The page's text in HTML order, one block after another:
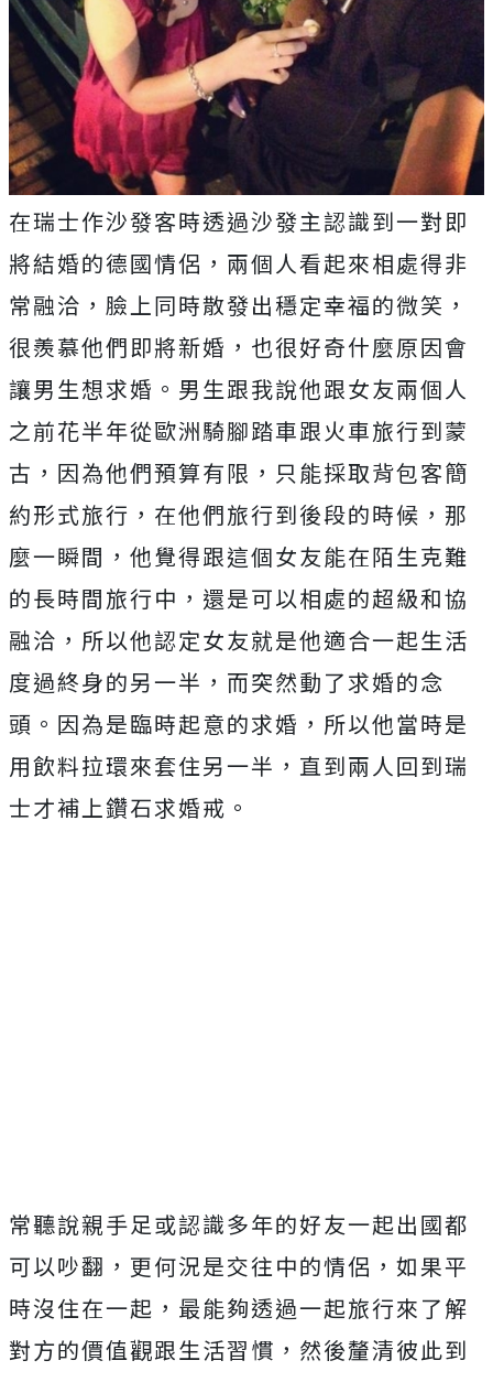
在瑞士作沙發客時透過沙發主認識到一對即
將結婚的德國情侶，兩個人看起來相處得非
常融洽，臉上同時散發出穩定幸福的微笑，
很羨慕他們即將新婚，也很好奇什麼原因會
讓男生想求婚。男生跟我說他跟女友兩個人
之前花半年從歐洲騎腳踏車跟火車旅行到蒙
古，因為他們預算有限，只能採取背包客簡
約形式旅行，在他們旅行到後段的時候，那
麼一瞬間，他覺得跟這個女友能在陌生克難
的長時間旅行中，還是可以相處的超級和協
融洽，所以他認定女友就是他適合一起生活
度過終身的另一半，而突然動了求婚的念
頭。因為是臨時起意的求婚，所以他當時是
用飲料拉環來套住另一半，直到兩人回到瑞
士才補上鑽石求婚戒。
常聽說親手足或認識多年的好友一起出國都
可以吵翻，更何況是交往中的情侶，如果平
時沒住在一起，最能夠透過一起旅行來了解
對方的價值觀跟生活習慣，然後釐清彼此到